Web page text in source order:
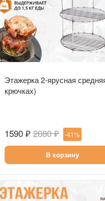
Этажерка 2-ярусная
крючках)
1590 ₽ 2680 ₽ -41%
В корзину